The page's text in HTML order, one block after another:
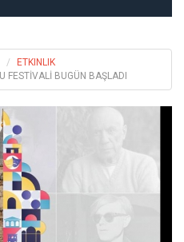
ETKINLIK
FESTİVALİ BUGÜN BAŞLADI